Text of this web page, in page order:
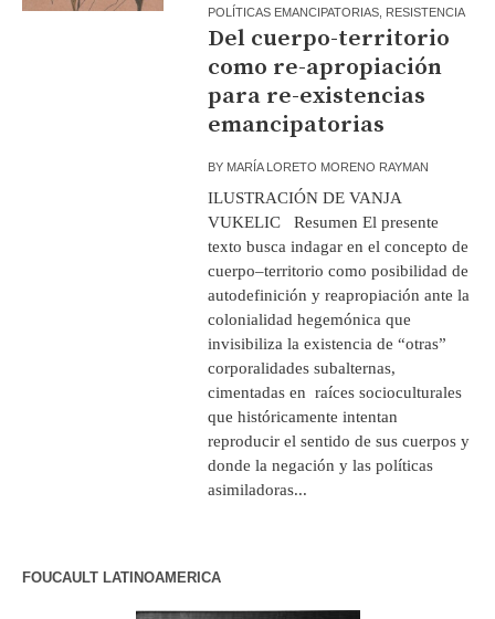
POLÍTICAS EMANCIPATORIAS RESISTENCIA
Del cuerpo-territorio
como re-apropiación
para re-existencias
emancipatorias
BY MARÍA LORETO MORENO RAYMAN
ILUSTRACIÓN DE VANJA
VUKELIC Resumen El presente
texto busca indagar en el concepto de
cuerpo–territorio como posibilidad de
autodefinición y reapropiación ante la
colonialidad hegemónica que
invisibiliza la existencia de “otras”
corporalidades subalternas,
cimentadas en raíces socioculturales
que históricamente intentan
reproducir el sentido de sus cuerpos y
donde la negación y las políticas
asimiladoras...
FOUCAULT LATINOAMERICA